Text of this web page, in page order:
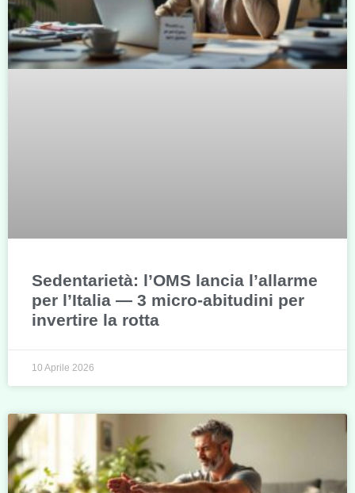
Sedentarietà: l’OMS lancia l’allarme
per l’Italia — 3 micro-abitudini per
invertire la rotta
10 Aprile 2026